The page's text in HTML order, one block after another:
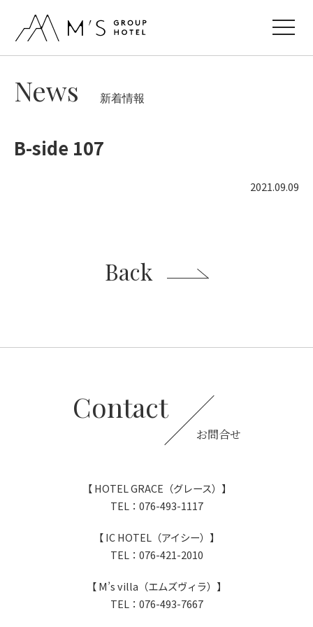
toggle
News 新着情報
B-side 107
2021.09.09
Back
Contact
お問合せ
【 HOTEL GRACE（グレース）】
TEL：076-493-1117
【 IC HOTEL（アイシー）】
TEL：076-421-2010
【 M’s villa（エムズヴィラ）】
TEL：076-493-7667